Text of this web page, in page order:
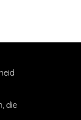
die